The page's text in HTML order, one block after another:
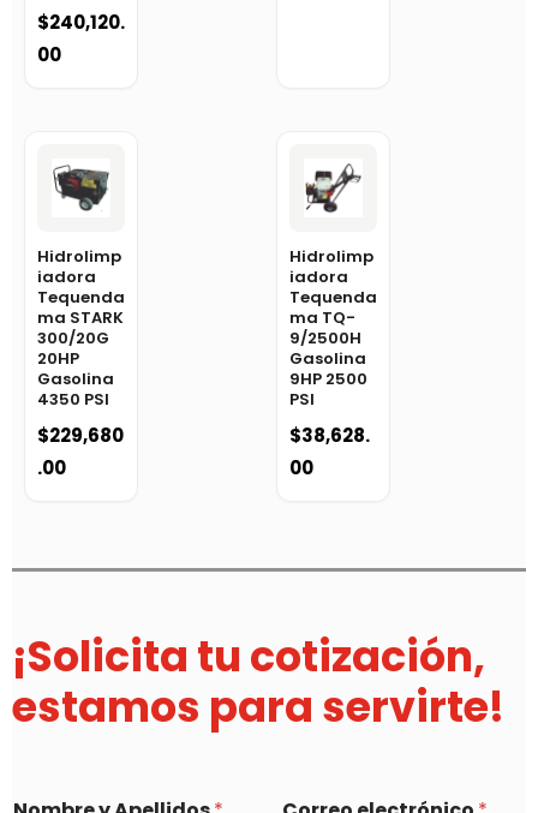
$240,120.
00
Hidrolimp
iadora
Tequenda
ma STARK
300/20G
20HP
Gasolina
4350 PSI
$229,680
.00
Hidrolimp
iadora
Tequenda
ma TQ-
9/2500H
Gasolina
9HP 2500
PSI
$38,628.
00
¡Solicita tu cotización,
estamos para servirte!